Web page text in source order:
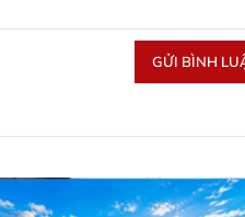
GỬI BÌNH